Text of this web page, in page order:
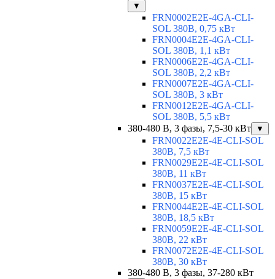
▼
FRN0002E2E-4GA-CLI-
SOL 380В, 0,75 кВт
FRN0004E2E-4GA-CLI-
SOL 380В, 1,1 кВт
FRN0006E2E-4GA-CLI-
SOL 380В, 2,2 кВт
FRN0007E2E-4GA-CLI-
SOL 380В, 3 кВт
FRN0012E2E-4GA-CLI-
SOL 380В, 5,5 кВт
380-480 В, 3 фазы, 7,5-30 кВт
▼
FRN0022E2E-4E-CLI-SOL
380В, 7,5 кВт
FRN0029E2E-4E-CLI-SOL
380В, 11 кВт
FRN0037E2E-4E-CLI-SOL
380В, 15 кВт
FRN0044E2E-4E-CLI-SOL
380В, 18,5 кВт
FRN0059E2E-4E-CLI-SOL
380В, 22 кВт
FRN0072E2E-4E-CLI-SOL
380В, 30 кВт
380-480 В, 3 фазы, 37-280 кВт